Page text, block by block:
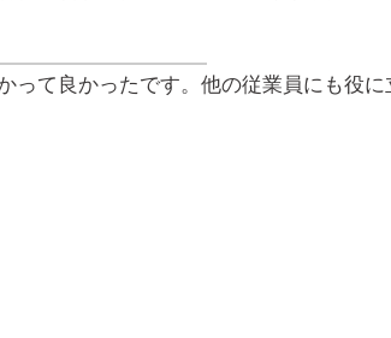
て良かったです。他の従業員にも役に